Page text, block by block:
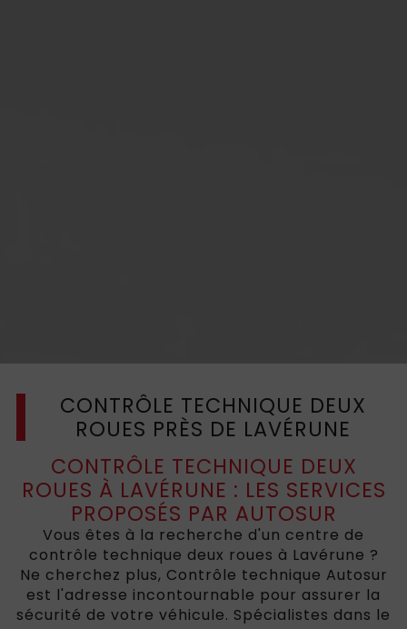
CONTRÔLE TECHNIQUE DEUX
ROUES PRÈS DE LAVÉRUNE
CONTRÔLE TECHNIQUE DEUX
ROUES À LAVÉRUNE : LES SERVICES
PROPOSÉS PAR AUTOSUR
Vous êtes à la recherche d'un centre de
contrôle technique deux roues à Lavérune ?
Ne cherchez plus, Contrôle technique Autosur
est l'adresse incontournable pour assurer la
sécurité de votre véhicule. Spécialistes dans le